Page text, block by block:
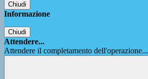
Chiudi
Informazione
Chiudi
Attendere...
Attendere il completamento dell'operazione...